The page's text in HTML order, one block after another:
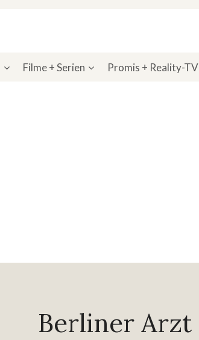
Filme + Serien Promis + Reality-TV
Berliner Arzt